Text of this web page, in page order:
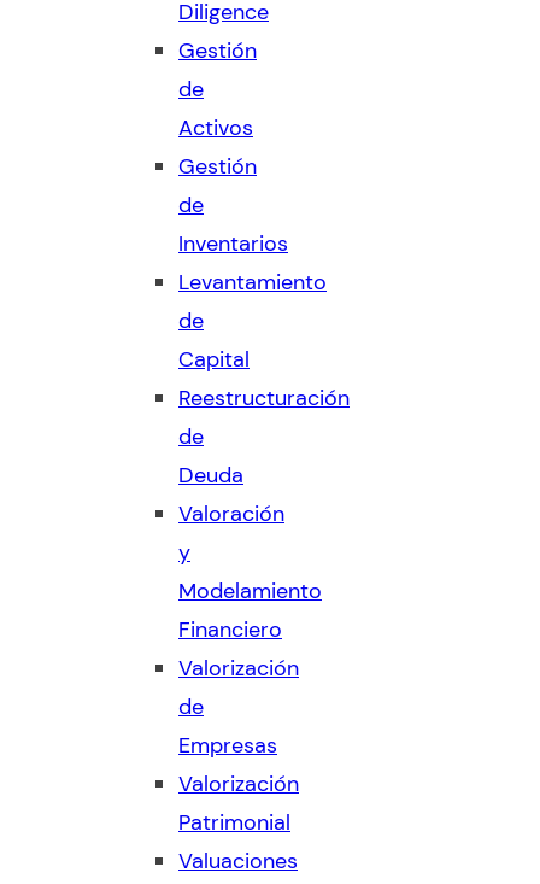
Diligence
Gestión
de
Activos
Gestión
de
Inventarios
Levantamiento
de
Capital
Reestructuración
de
Deuda
Valoración
y
Modelamiento
Financiero
Valorización
de
Empresas
Valorización
Patrimonial
Valuaciones